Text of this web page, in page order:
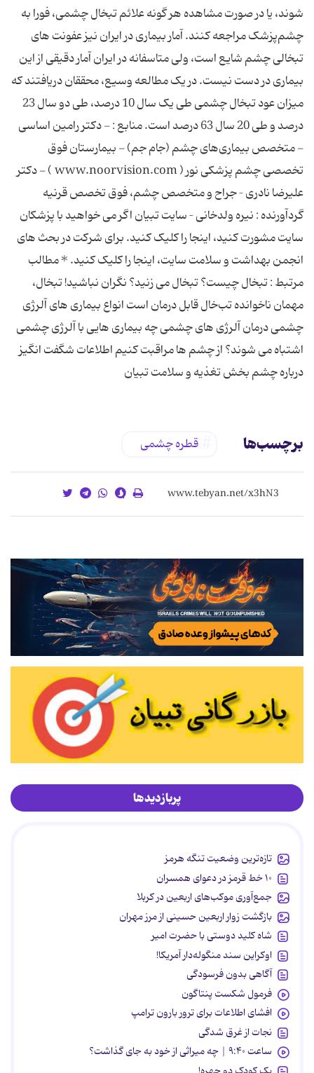
شوند، یا در صورت مشاهده هر گونه علائم تبخال چشمی، فورا به
چشم‌پزشک مراجعه کنند. آمار بیماری در ایران نیز عفونت های
تبخالی چشم شایع است، ولی متاسفانه در ایران آمار دقیقی از این
بیماری در دست نیست. در یک مطالعه وسیع، محققان دریافتند که
میزان عود تبخال چشمی طی یک سال 10 درصد، طی دو سال 23
درصد و طی 20 سال 63 درصد است. منابع : - دکتر رامین اساسی
- متخصص بیماری‌های چشم (جام‌ جم) - بیمارستان فوق
تخصصی چشم پزشکی نور ( www.noorvision.com ) - دکتر
علیرضا نادری – جراح و متخصص چشم، فوق تخصص قرنیه
گردآورنده : نیره ولدخانی – سایت تبیان اگر می خواهید با پزشکان
سایت مشورت کنید، اینجا را کلیک کنید. برای شرکت در بحث های
انجمن بهداشت و سلامت سایت، اینجا را کلیک کنید. * مطالب
مرتبط : تبخال چیست؟ تبخال می‌ زنید؟ نگران نباشید! تبخال،
مهمان ناخوانده تب‌خال قابل درمان است انواع بیماری های آلرژی
چشمی درمان آلرژی های چشمی چه بیماری هایی با آلرژی چشمی
اشتباه می شوند؟ از چشم ها مراقبت کنیم اطلاعات شگفت انگیز
درباره چشم بخش تغذیه و سلامت تبیان
برچسب‌ها قطره چشمی
پربازدیدها
تازه‌ترین وضعیت تنگه هرمز
۱۰ خط قرمز در دعوای همسران
جمع‌آوری موکب‌های اربعین در کربلا
بازگشت زوار اربعین حسینی از مرز مهران
شاه کلید دوستی با حضرت امیر
اوکراین سند منگوله‌دار آمریکا!
آگاهی بدون فرسودگی
فرمول شکست پنتاگون
افشای اطلاعات برای ترور بارون ترامپ
نجات از غرق شدگی
ساعت ۹:۴۰ | چه میراثی از خود به جای گذاشت؟